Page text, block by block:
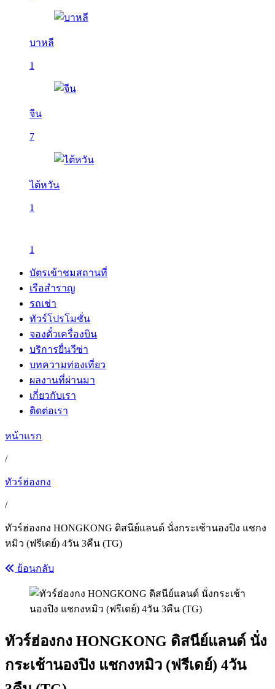
บาหลี
1
จีน
7
ไต้หวัน
1
1
บัตรเข้าชมสถานที่
เรือสำราญ
รถเช่า
ทัวร์โปรโมชั่น
จองตั๋วเครื่องบิน
บริการยื่นวีซ่า
บทความท่องเที่ยว
ผลงานที่ผ่านมา
เกี่ยวกับเรา
ติดต่อเรา
หน้าแรก
/
ทัวร์ฮ่องกง
/
ทัวร์ฮ่องกง HONGKONG ดิสนีย์แลนด์ นั่งกระเช้านองปิง แชกง
หมิว (ฟรีเดย์) 4วัน 3คืน (TG)
ย้อนกลับ
ทัวร์ฮ่องกง HONGKONG ดิสนีย์แลนด์ นั่ง
กระเช้านองปิง แชกงหมิว (ฟรีเดย์) 4วัน